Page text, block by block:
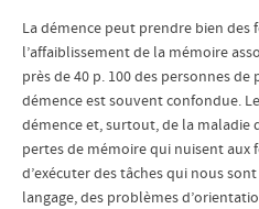
La démence peut prendre bien des
l’affaiblissement de la mémoire
près de 40 p. 100 des personnes
démence est souvent confondue.
démence et, surtout, de la maladie
pertes de mémoire qui nuisent
d’exécuter des tâches qui nous
langage, des problèmes